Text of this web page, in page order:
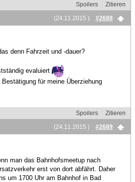
Spoilers
Zitieren
(24.11.2015 )
#2688
denn Fahrzeit und -dauer?
evaluiert
für meine Überziehung
Spoilers
Zitieren
(24.11.2015 )
#2689
man das Bahnhofsmeetup nach
erst von dort abfährt. Daher
um 1700 Uhr am Bahnhof in Bad